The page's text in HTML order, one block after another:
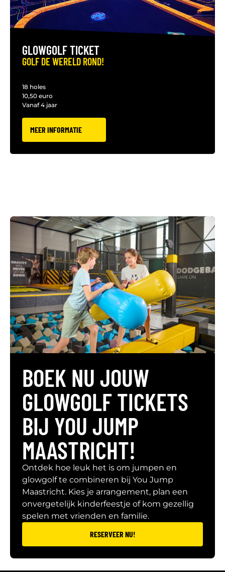
GLOWGOLF TICKET
GOLF DE WERELD ROND!
18 holes
10,50 euro
Vanaf 4 jaar
MEER INFORMATIE
BOEK NU JOUW
GLOWGOLF TICKETS
BIJ YOU JUMP
MAASTRICHT!
Ontdek hoe leuk het is om jumpen en
glowgolf te combineren bij You Jump
Maastricht. Kies je arrangement, plan een
onvergetelijk kinderfeestje of kom gezellig
spelen met vrienden en familie.
RESERVEER NU!